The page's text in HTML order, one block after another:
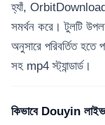
হ্যাঁ,
সমর্থন করে। টুলটি
অনুসারে পরিবর্তিত
সহ mp4 স্ট্যান্ডার্ড।
কিভাবে Douyin